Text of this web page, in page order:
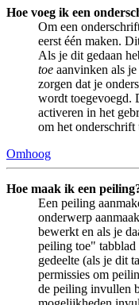
Hoe voeg ik een
Om een
eerst één maken.
Als je dit gedaan
toe aanvinken als
zorgen dat je
wordt toegevoegd.
activeren in het
om het onderschrift
Omhoog
Hoe maak ik een
Een peiling
onderwerp
bewerkt en als je
peiling toe" tabblad
gedeelte (als je dit
permissies om
de peiling invullen